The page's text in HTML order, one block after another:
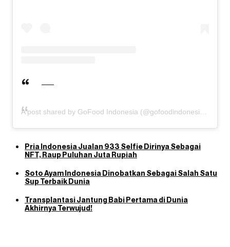
A post shared by GoFood Indonesia (@gofoodindonesia)
Pria Indonesia Jualan 933 Selfie Dirinya Sebagai
NFT, Raup Puluhan Juta Rupiah
Soto Ayam Indonesia Dinobatkan Sebagai Salah Satu
Sup Terbaik Dunia
Transplantasi Jantung Babi Pertama di Dunia
Akhirnya Terwujud!